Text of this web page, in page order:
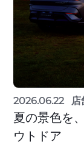
2026.06.22 店
夏の景色を
ウトドア